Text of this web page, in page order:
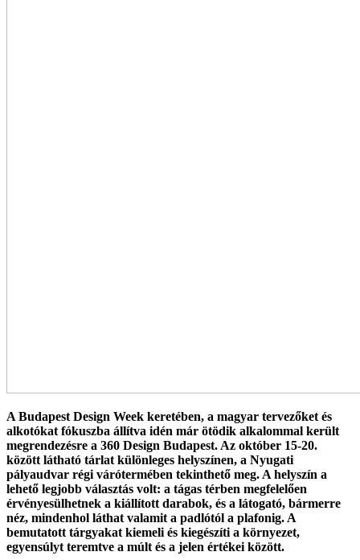
A Budapest Design Week keretében, a magyar tervezőket és
alkotókat fókuszba állítva idén már ötödik alkalommal került
megrendezésre a 360 Design Budapest. Az október 15-20.
között látható tárlat különleges helyszínen, a Nyugati
pályaudvar régi várótermében tekinthető meg. A helyszín a
lehető legjobb választás volt: a tágas térben megfelelően
érvényesülhetnek a kiállított darabok, és a látogató, bármerre
néz, mindenhol láthat valamit a padlótól a plafonig. A
bemutatott tárgyakat kiemeli és kiegészíti a környezet,
egyensúlyt teremtve a múlt és a jelen értékei között.